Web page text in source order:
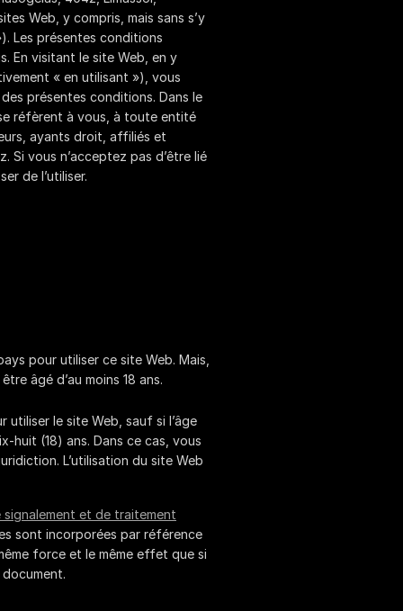
Web, y compris, mais sans s’y
Les présentes conditions
En visitant le site Web, en y
« en utilisant »), vous
présentes conditions. Dans le
réfèrent à vous, à toute entité
ayants droit, affiliés et
Si vous n’acceptez pas d’être lié
de l’utiliser.
pour utiliser ce site Web. Mais,
âgé d’au moins 18 ans.
utiliser le site Web, sauf si l’âge
huit (18) ans. Dans ce cas, vous
L’utilisation du site Web
signalement et de traitement
sont incorporées par référence
force et le même effet que si